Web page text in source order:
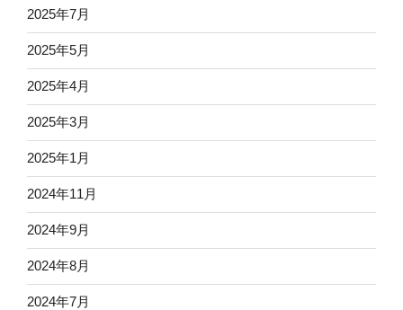
2025年7月
2025年5月
2025年4月
2025年3月
2025年1月
2024年11月
2024年9月
2024年8月
2024年7月